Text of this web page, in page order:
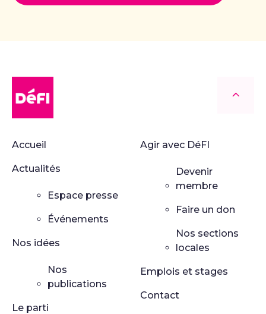
Accueil
Actualités
Espace presse
Événements
Nos idées
Nos
publications
Le parti
Agir avec DéFI
Devenir
membre
Faire un don
Nos sections
locales
Emplois et stages
Contact